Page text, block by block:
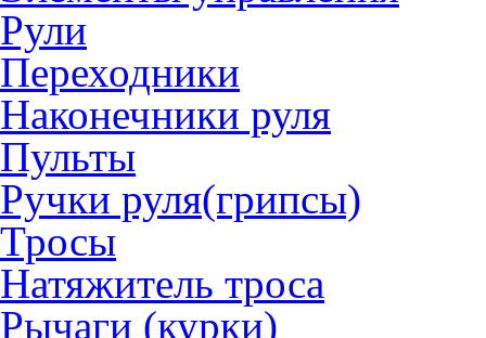
Рули
Переходники
Наконечники руля
Пульты
Ручки руля(грипсы)
Тросы
Натяжитель троса
Рычаги (курки)